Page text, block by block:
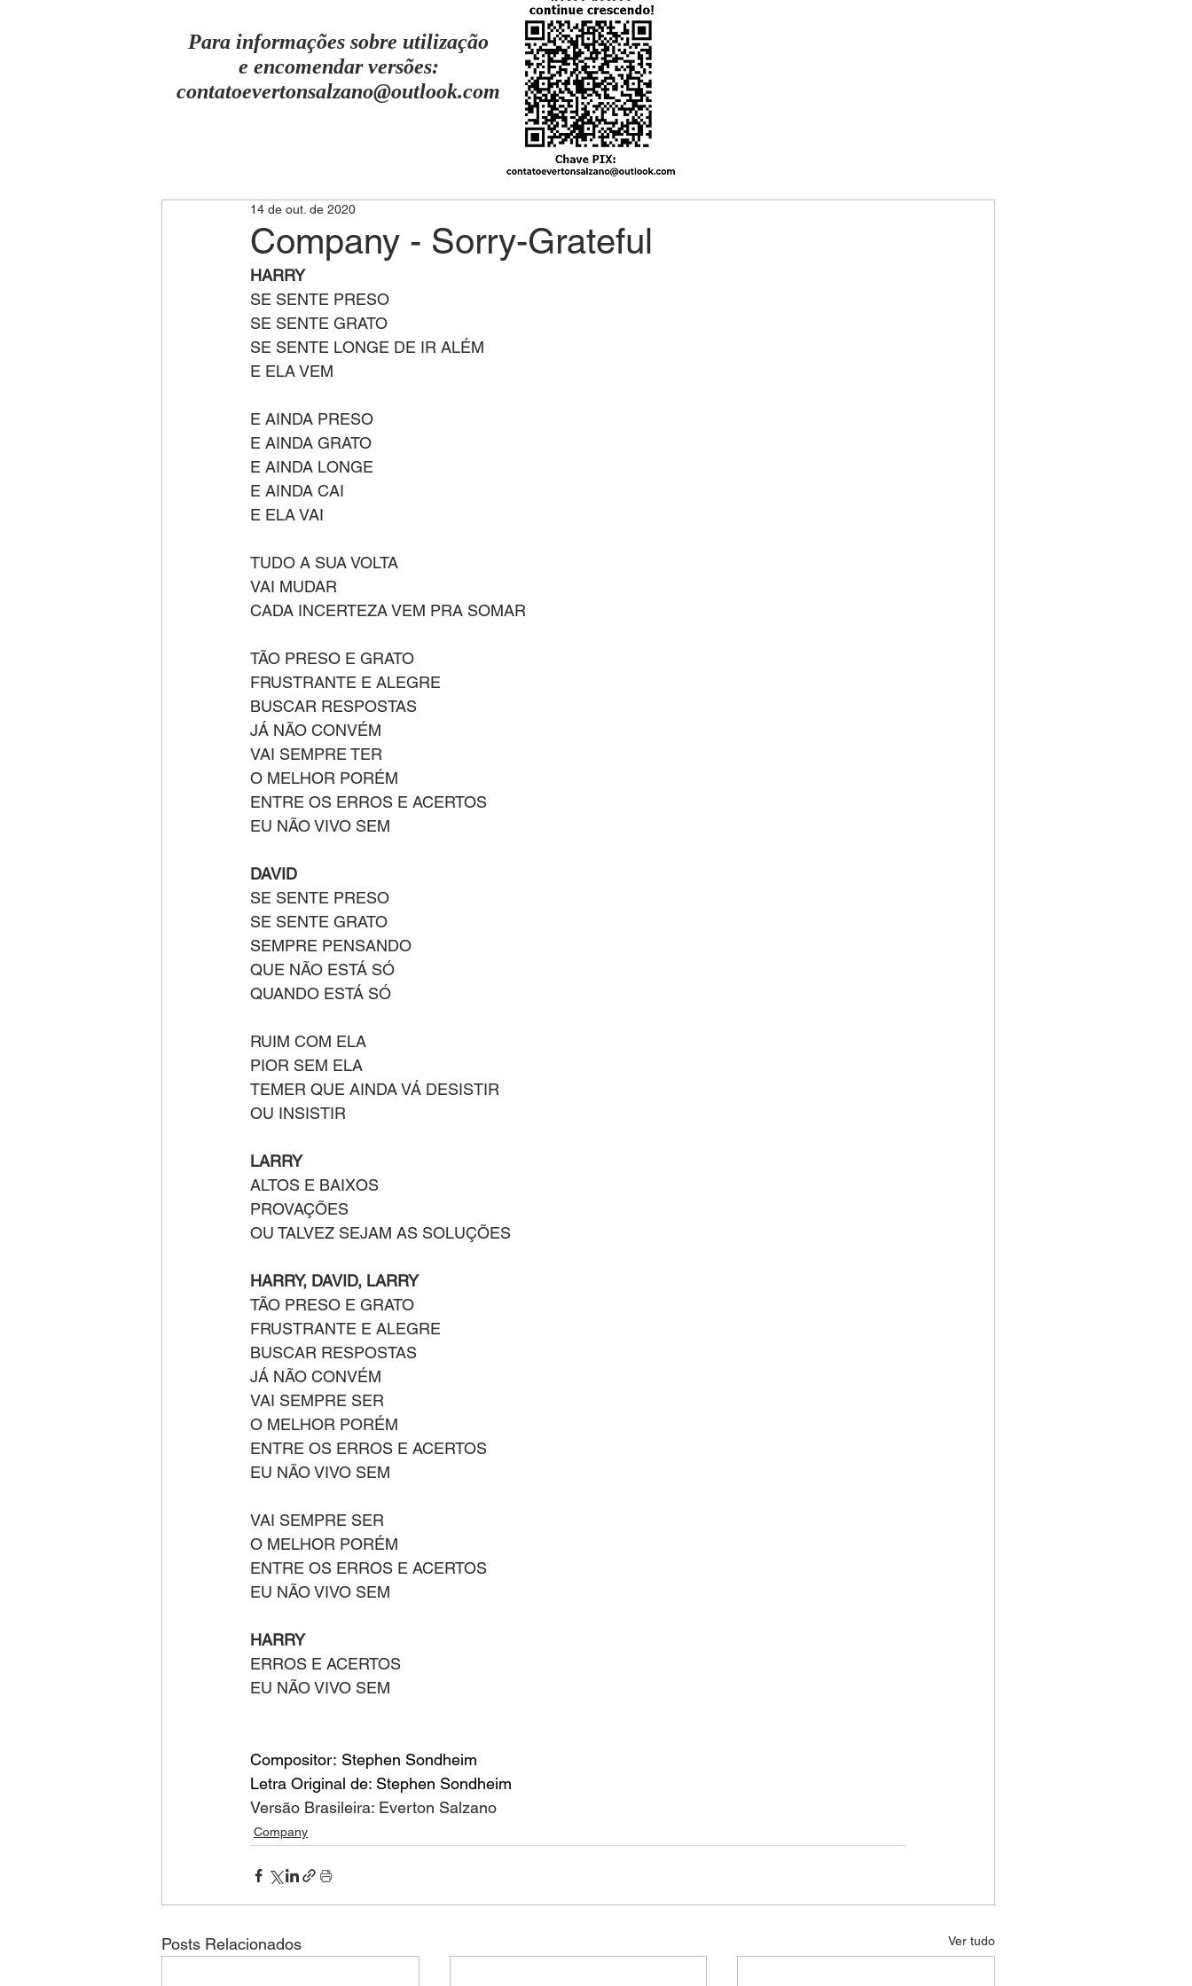
Para informações sobre utilização
e encomendar versões:
contatoevertonsalzano@outlook.com
Company - Sorry-Grateful
14 de out. de 2020
HARRY
SE SENTE PRESO
SE SENTE GRATO
SE SENTE LONGE DE IR ALÉM
E ELA VEM
E AINDA PRESO
E AINDA GRATO
E AINDA LONGE
E AINDA CAI
E ELA VAI
TUDO A SUA VOLTA
VAI MUDAR
CADA INCERTEZA VEM PRA SOMAR
TÃO PRESO E GRATO
FRUSTRANTE E ALEGRE
BUSCAR RESPOSTAS
JÁ NÃO CONVÉM
VAI SEMPRE TER
O MELHOR PORÉM
ENTRE OS ERROS E ACERTOS
EU NÃO VIVO SEM
DAVID
SE SENTE PRESO
SE SENTE GRATO
SEMPRE PENSANDO
QUE NÃO ESTÁ SÓ
QUANDO ESTÁ SÓ
RUIM COM ELA
PIOR SEM ELA
TEMER QUE AINDA VÁ DESISTIR
OU INSISTIR
LARRY
ALTOS E BAIXOS
PROVAÇÕES
OU TALVEZ SEJAM AS SOLUÇÕES
HARRY, DAVID, LARRY
TÃO PRESO E GRATO
FRUSTRANTE E ALEGRE
BUSCAR RESPOSTAS
JÁ NÃO CONVÉM
VAI SEMPRE SER
O MELHOR PORÉM
ENTRE OS ERROS E ACERTOS
EU NÃO VIVO SEM
VAI SEMPRE SER
O MELHOR PORÉM
ENTRE OS ERROS E ACERTOS
EU NÃO VIVO SEM
HARRY
ERROS E ACERTOS
EU NÃO VIVO SEM
Compositor: Stephen Sondheim
Letra Original de: Stephen Sondheim
Versão Brasileira: Everton Salzano
Company
Posts Relacionados Ver tudo